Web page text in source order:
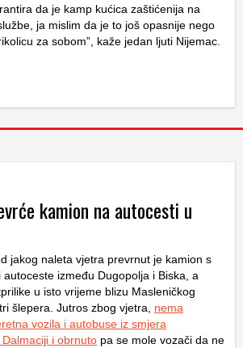
da je kamp kućica zaštićenija na
ja mislim da je to još opasnije nego
za sobom”, kaže jedan ljuti Nijemac.
kamion na autocesti u
jakog naleta vjetra prevrnut je kamion s
između Dugopolja i Biska, a
u isto vrijeme blizu Masleničkog
šlepera. Jutros zbog vjetra, nema
vozila i autobuse iz smjera
i obrnuto pa se mole vozači da ne